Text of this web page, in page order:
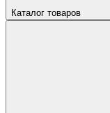
Каталог товаров